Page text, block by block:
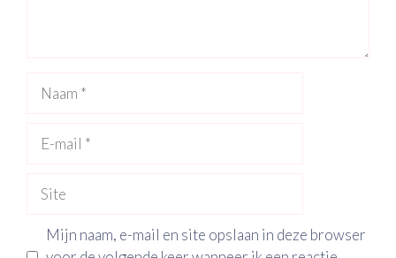
mail
Mijn naam, e-mail en site opslaan in deze browser